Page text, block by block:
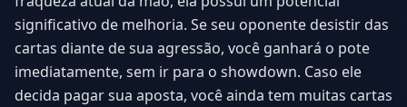
significativo de melhoria. Se seu oponente desistir das
cartas diante de sua agressão, você ganhará o pote
imediatamente, sem ir para o showdown. Caso ele
decida pagar sua aposta, você ainda tem muitas cartas